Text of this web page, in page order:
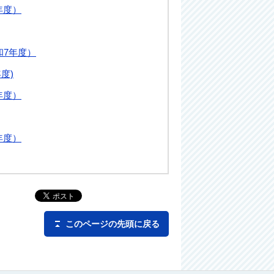
）
年度）
)
）
）
このページの先頭に戻る